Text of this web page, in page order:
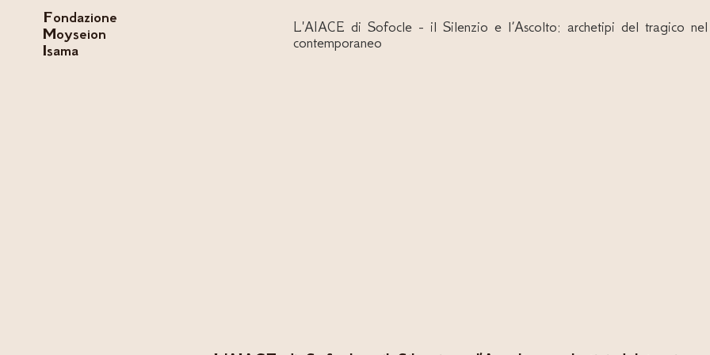
Fondazione
Moyseion
Isama
L'AIACE di Sofocle - il Silenzio e l’Ascolto: archetipi del tragico
contemporaneo